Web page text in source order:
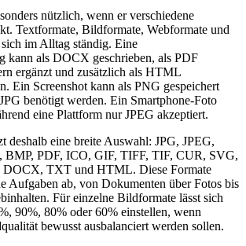
nützlich, wenn er verschiedene
Textformate, Bildformate, Webformate und
im Alltag ständig. Eine
kann als DOCX geschrieben, als PDF
ergänzt und zusätzlich als HTML
Ein Screenshot kann als PNG gespeichert
benötigt werden. Ein Smartphone-Foto
eine Plattform nur JPEG akzeptiert.
deshalb eine breite Auswahl: JPG, JPEG,
BMP, PDF, ICO, GIF, TIFF, TIF, CUR, SVG,
TXT und HTML. Diese Formate
Aufgaben ab, von Dokumenten über Fotos bis
Für einzelne Bildformate lässt sich
90%, 80% oder 60% einstellen, wenn
bewusst ausbalanciert werden sollen.